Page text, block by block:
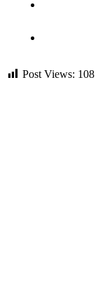
Post Views: 108